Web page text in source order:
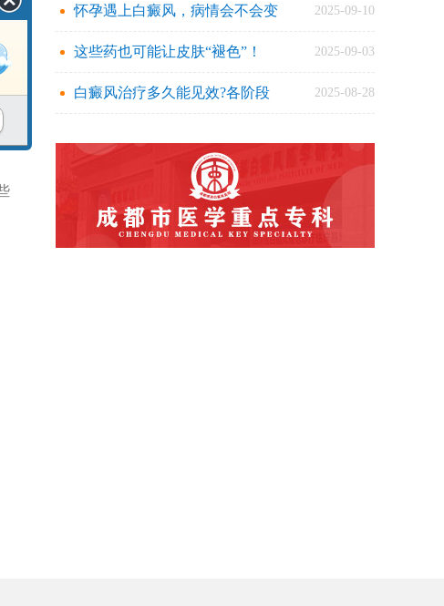
怀孕遇上白癜风，病情会不会变 2025-09-10
这些药也可能让皮肤“褪色”！ 2025-09-03
白癜风治疗多久能见效?各阶段 2025-08-28